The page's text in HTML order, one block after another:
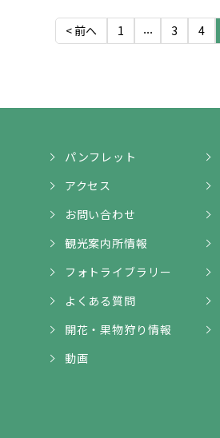
< 前へ 1 ... 3 4
パンフレット
アクセス
お問い合わせ
観光案内所情報
フォトライブラリー
よくある質問
開花・果物狩り情報
動画